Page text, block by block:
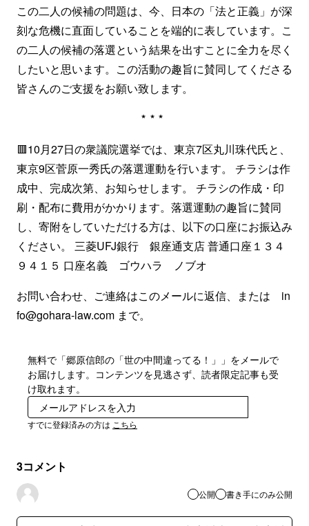
この二人の候補の問題は、今、日本の「法と正義」が深
刻な危機に直面していることを端的に表しています。こ
の二人の候補の落選という結果を出すことに全力を尽く
したいと思います。この活動の趣旨に賛同してくださる
皆さんのご支援をお願い致します。
***
🟥10月27日の衆議院選挙では、東京7区丸川珠代氏と、
東京9区菅原一秀氏の落選運動を行います。 チラシは作
成中、完成次第、お知らせします。 チラシの作成・印
刷・配布に費用がかかります。落選運動の趣旨に賛同
し、寄附をしていただける方は、以下の口座にお振込み
ください。 三菱UFJ銀行 銀座通支店 普通口座１３４
９４１５ 口座名義 ゴウハラ ノブオ
お問い合わせ、ご連絡はこのメールに返信、または in
fo@gohara-law.com まで。
無料で「郷原信郎の「世の中間違ってる！」」をメールで
お届けします。コンテンツを見逃さず、読者限定記事も受
け取れます。
すでに登録済みの方は こちら
3コメント
公開 書き手にのみ公開